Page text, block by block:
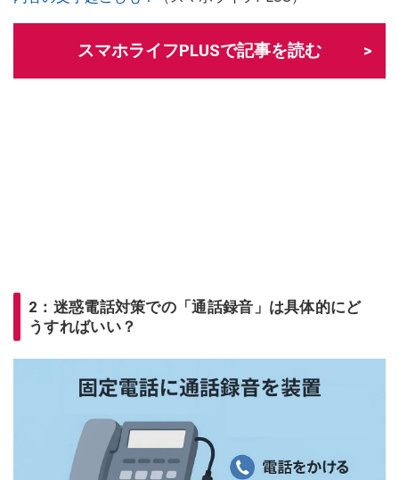
スマホライフPLUSで記事を読む
2：迷惑電話対策での「通話録音」は具体的にど
うすればいい？